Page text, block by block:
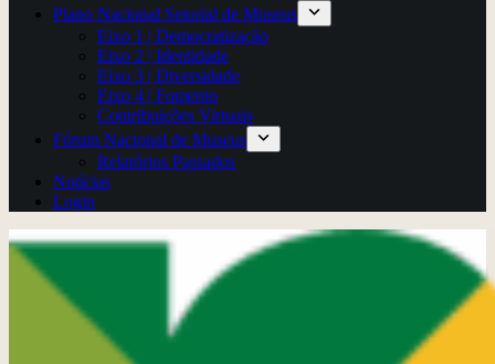
Plano Nacional Setorial de Museus
Eixo 1 | Democratização
Eixo 2 | Identidade
Eixo 3 | Diversidade
Eixo 4 | Fomento
Contribuições Virtuais
Fórum Nacional de Museus
Relatórios Passados
Notícias
Login